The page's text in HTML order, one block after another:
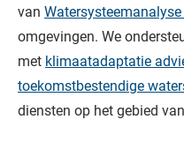
van Watersysteemanalyse
omgevingen. We
met klimaatadaptatie
toekomstbestendige
diensten op het gebied van